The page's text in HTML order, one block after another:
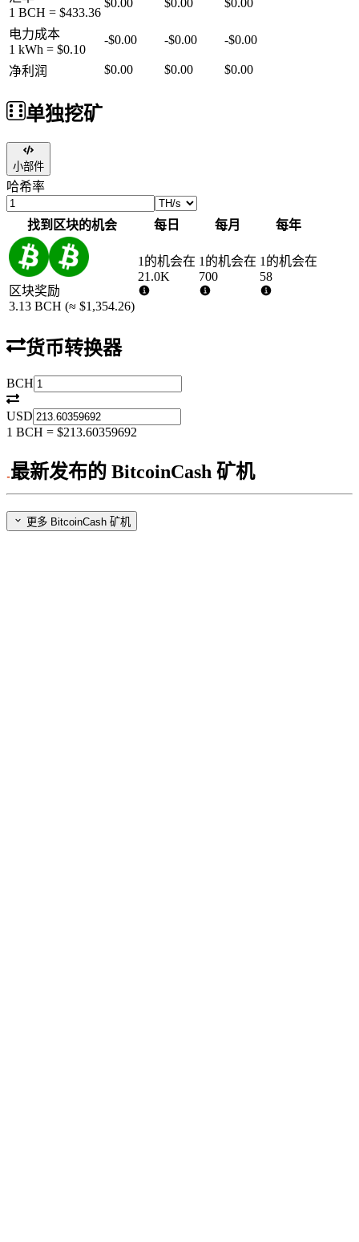
1 BCH = $433.36
$0.00 $0.00 $0.00
电力成本
1 kWh = $0.10
-$0.00 -$0.00 -$0.00
净利润 $0.00 $0.00 $0.00
单独挖矿
小部件
哈希率
找到区块的机会 每日 每月 每年
区块奖励
3.13 BCH (≈ $1,354.26)
1的机会在
21.0K
1的机会在
700
1的机会在
58
货币转换器
BCH
USD
1 BCH = $213.60359692
最新发布的 BitcoinCash 矿机
更多 BitcoinCash 矿机